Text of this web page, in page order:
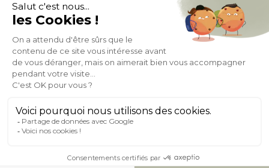
Expéditionen
24/72h
Appel gratuit
0 20 88 04 14
À PROPOS DE MILIBOO